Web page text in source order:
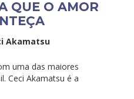
QUE O AMOR
Akamatsu
uma das maiores
Ceci Akamatsu é a